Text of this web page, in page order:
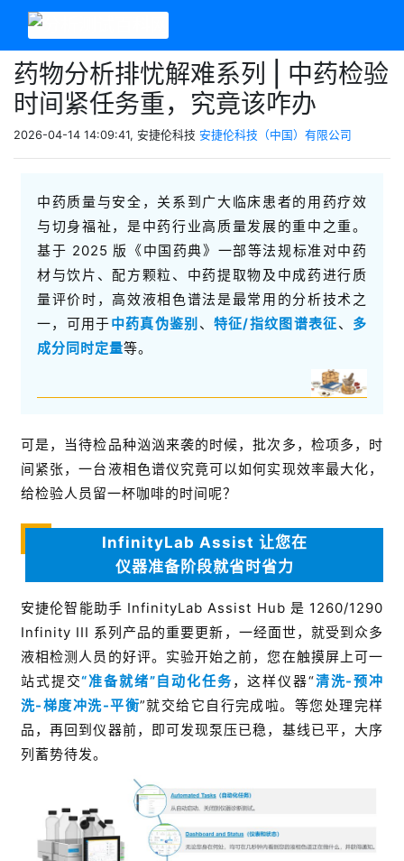
药物分析排忧解难系列 | 中药检验
时间紧任务重，究竟该咋办
2026-04-14 14:09:41, 安捷伦科技 安捷伦科技（中国）有限公司
中药质量与安全，关系到广大临床患者的用药疗效
与切身福祉，是中药行业高质量发展的重中之重。
基于 2025 版《中国药典》一部等法规标准对中药
材与饮片、配方颗粒、中药提取物及中成药进行质
量评价时，高效液相色谱法是最常用的分析技术之
一，可用于中药真伪鉴别 、 特征/指纹图谱表征、 多
成分同时定量等。
可是，当待检品种汹汹来袭的时候，批次多，检项多，时
间紧张，一台液相色谱仪究竟可以如何实现效率最大化，
给检验人员留一杯咖啡的时间呢？
InfinityLab Assist 让您在
仪器准备阶段就省时省力
安捷伦智能助手 InfinityLab Assist Hub 是 1260/1290
Infinity III 系列产品的重要更新，一经面世，就受到众多
液相检测人员的好评。实验开始之前，您在触摸屏上可一
站式提交“准备就绪”自动化任务，这样仪器“清洗-预冲
洗-梯度冲洗-平衡”就交给它自行完成啦。等您处理完样
品，再回到仪器前，即可发现泵压已稳，基线已平，大序
列蓄势待发。